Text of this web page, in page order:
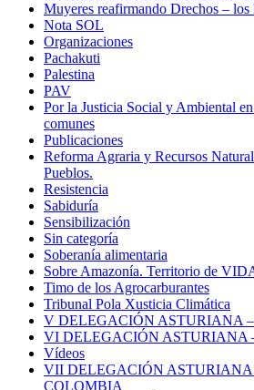
Muyeres reafirmando Drechos – los
Nota SOL
Organizaciones
Pachakuti
Palestina
PAV
Por la Justicia Social y Ambiental
comunes
Publicaciones
Reforma Agraria y Recursos
Pueblos.
Resistencia
Sabiduría
Sensibilización
Sin categoría
Soberanía alimentaria
Sobre Amazonía. Territorio de
Timo de los Agrocarburantes
Tribunal Pola Xusticia Climática
V DELEGACIÓN ASTURIANA
VI DELEGACIÓN ASTURIANA
Vídeos
VII DELEGACIÓN
COLOMBIA